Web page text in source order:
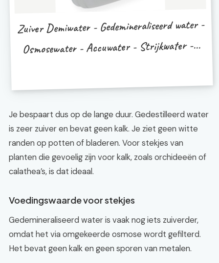
Zuiver Demiwater - Gedemineraliseerd water -
Osmosewater - Accuwater - Strijkwater -...
Je bespaart dus op de lange duur. Gedestilleerd water
is zeer zuiver en bevat geen kalk. Je ziet geen witte
randen op potten of bladeren. Voor stekjes van
planten die gevoelig zijn voor kalk, zoals orchideeën of
calathea’s, is dat ideaal.
Voedingswaarde voor stekjes
Gedemineraliseerd water is vaak nog iets zuiverder,
omdat het via omgekeerde osmose wordt gefilterd.
Het bevat geen kalk en geen sporen van metalen.